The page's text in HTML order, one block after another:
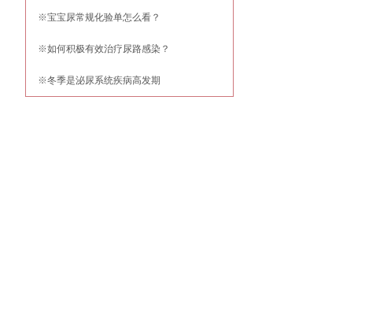
※宝宝尿常规化验单怎么看？
※如何积极有效治疗尿路感染？
※冬季是泌尿系统疾病高发期